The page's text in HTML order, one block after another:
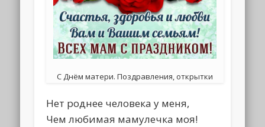
С Днём матери. Поздравления, открытки
Нет роднее человека у меня,
Чем любимая мамулечка моя!